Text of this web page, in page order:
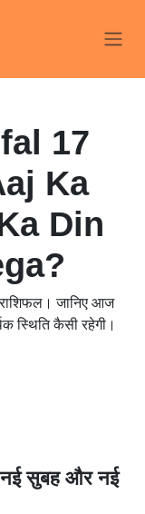
17
Ka
Din
जानिए आज
स्थिति कैसी रहेगी।
सुबह और नई